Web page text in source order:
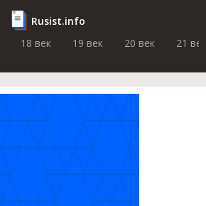
Rusist.info
18 век 19 век 20 век 21 век